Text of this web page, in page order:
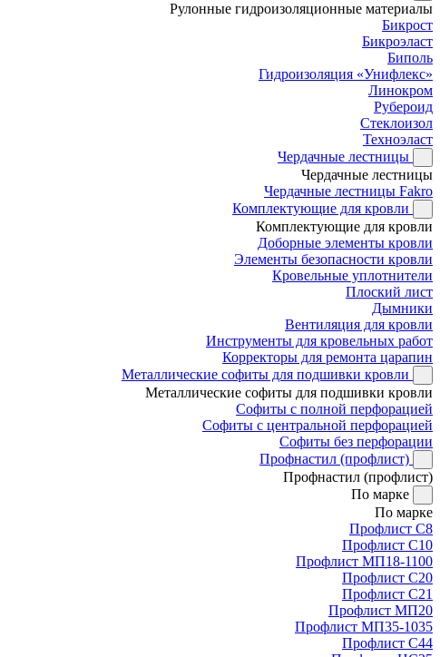
Рулонные гидроизоляционные материалы
Бикрост
Бикроэласт
Биполь
Гидроизоляция «Унифлекс»
Линокром
Рубероид
Стеклоизол
Техноэласт
Чердачные лестницы
Чердачные лестницы
Чердачные лестницы Fakro
Комплектующие для кровли
Комплектующие для кровли
Доборные элементы кровли
Элементы безопасности кровли
Кровельные уплотнители
Плоский лист
Дымники
Вентиляция для кровли
Инструменты для кровельных работ
Корректоры для ремонта царапин
Металлические софиты для подшивки кровли
Металлические софиты для подшивки кровли
Софиты с полной перфорацией
Софиты с центральной перфорацией
Софиты без перфорации
Профнастил (профлист)
Профнастил (профлист)
По марке
По марке
Профлист С8
Профлист С10
Профлист МП18-1100
Профлист С20
Профлист С21
Профлист МП20
Профлист МП35-1035
Профлист С44